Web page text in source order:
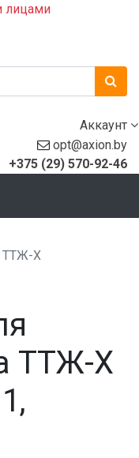
лицами
Аккаунт
opt@axion.by
+375 (29) 570-92-46
ТТЖ-Х
ТТЖ-Х